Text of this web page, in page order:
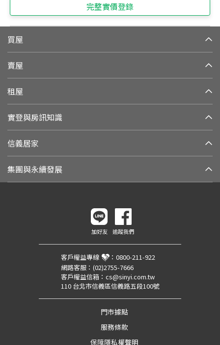
完整實價登錄
買屋
賣屋
租屋
實登與房訊知識
信義居家
集團與永續發展
加好友 追蹤我們
客戶權益專線 ： 0800-211-922
網路客服： (02)2755-7666
客戶權益信箱： cs@sinyi.com.tw
110 台北市信義區信義路五段100號
門市據點
服務條款
保障隱私權聲明